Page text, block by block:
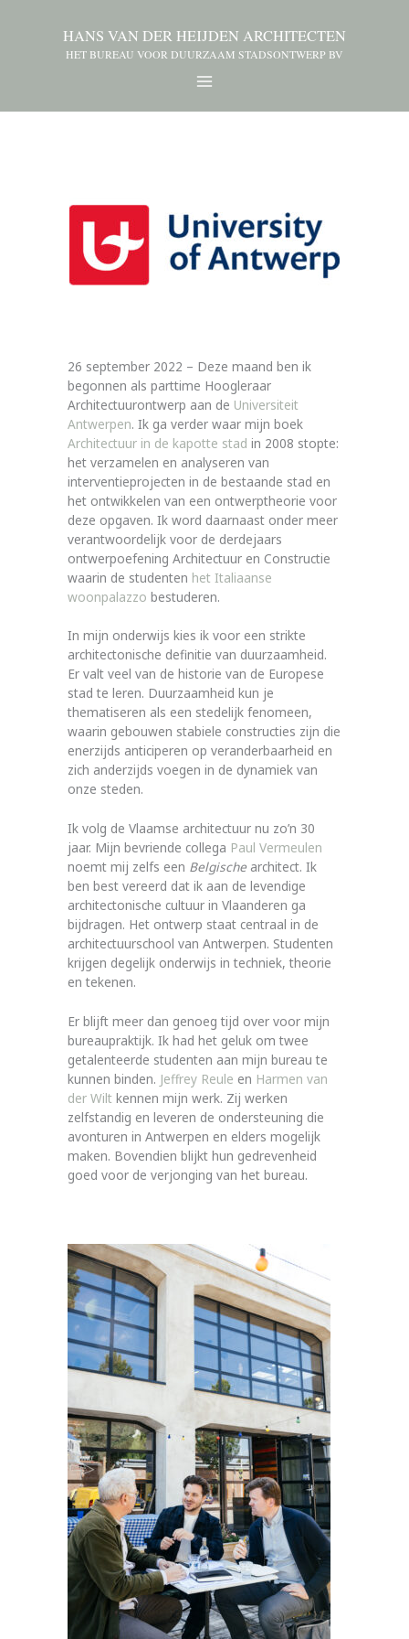
HANS VAN DER HEIJDEN ARCHITECTEN
HET BUREAU VOOR DUURZAAM STADSONTWERP BV
26 september 2022 – Deze maand ben ik
begonnen als parttime Hoogleraar
Architectuurontwerp aan de Universiteit
Antwerpen. Ik ga verder waar mijn boek
Architectuur in de kapotte stad in 2008 stopte:
het verzamelen en analyseren van
interventieprojecten in de bestaande stad en
het ontwikkelen van een ontwerptheorie voor
deze opgaven. Ik word daarnaast onder meer
verantwoordelijk voor de derdejaars
ontwerpoefening Architectuur en Constructie
waarin de studenten het Italiaanse
woonpalazzo bestuderen.
In mijn onderwijs kies ik voor een strikte
architectonische definitie van duurzaamheid.
Er valt veel van de historie van de Europese
stad te leren. Duurzaamheid kun je
thematiseren als een stedelijk fenomeen,
waarin gebouwen stabiele constructies zijn die
enerzijds anticiperen op veranderbaarheid en
zich anderzijds voegen in de dynamiek van
onze steden.
Ik volg de Vlaamse architectuur nu zo’n 30
jaar. Mijn bevriende collega Paul Vermeulen
noemt mij zelfs een Belgische architect. Ik
ben best vereerd dat ik aan de levendige
architectonische cultuur in Vlaanderen ga
bijdragen. Het ontwerp staat centraal in de
architectuurschool van Antwerpen. Studenten
krijgen degelijk onderwijs in techniek, theorie
en tekenen.
Er blijft meer dan genoeg tijd over voor mijn
bureaupraktijk. Ik had het geluk om twee
getalenteerde studenten aan mijn bureau te
kunnen binden. Jeffrey Reule en Harmen van
der Wilt kennen mijn werk. Zij werken
zelfstandig en leveren de ondersteuning die
avonturen in Antwerpen en elders mogelijk
maken. Bovendien blijkt hun gedrevenheid
goed voor de verjonging van het bureau.